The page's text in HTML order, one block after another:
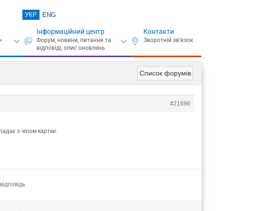
УКР ENG
Інформаційний центр Контакти
Список форумів
#21696
з чіпом картки.